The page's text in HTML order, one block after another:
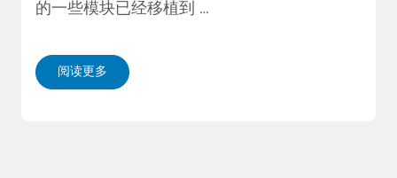
的一些模块已经移植到 …
阅读更多